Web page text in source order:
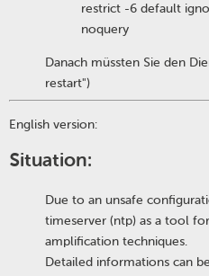
restrict -6 default
noquery
Danach müssten Sie den
restart")
English version:
Situation:
Due to an unsafe
timeserver (ntp) as a tool
amplification techniques.
Detailed informations can